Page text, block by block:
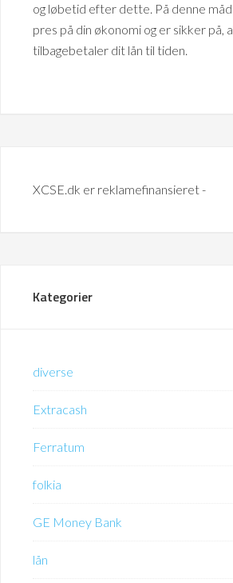
og løbetid efter dette. På denne
pres på din økonomi og er sikker på,
tilbagebetaler dit lån til tiden.
XCSE.dk er reklamefinansieret -
Kategorier
diverse
Extracash
Ferratum
folkia
GE Money Bank
lån